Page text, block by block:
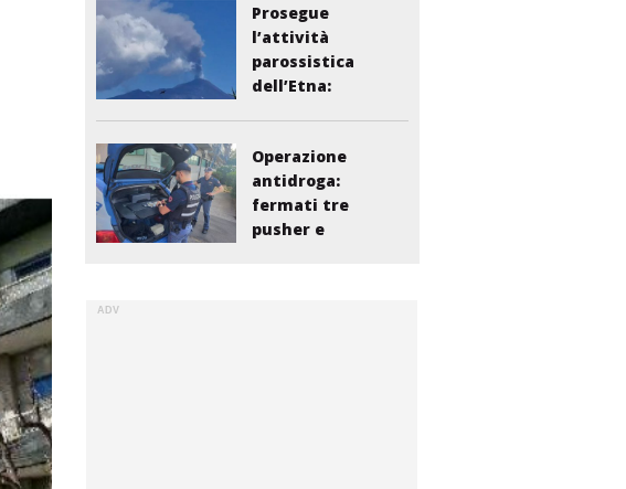
Prosegue
l’attività
parossistica
dell’Etna:
Operazione
antidroga:
fermati tre
pusher e